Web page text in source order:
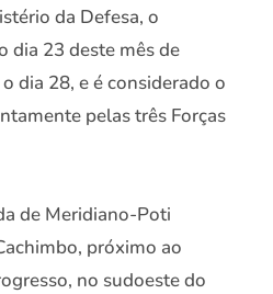
da Defesa, o
dia 23 deste mês de
dia 28, e é considerado o
pelas três Forças
de Meridiano-Poti
próximo ao
no sudoeste do